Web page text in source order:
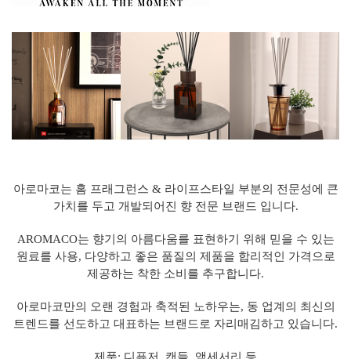
아로마코는 홈 프래그런스 & 라이프스타일 부분의 전문성에 큰
가치를 두고 개발되어진 향 전문 브랜드 입니다.
AROMACO는 향기의 아름다움를 표현하기 위해 믿을 수 있는
원료를 사용, 다양하고 좋은 품질의 제품을 합리적인 가격으로
제공하는 착한 소비를 추구합니다.
아로마코만의 오랜 경험과 축적된 노하우는, 동 업계의 최신의
트렌드를 선도하고 대표하는 브랜드로 자리매김하고 있습니다.